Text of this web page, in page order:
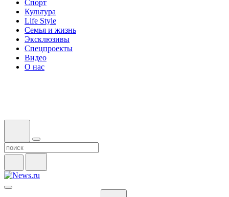
Спорт
Культура
Life Style
Семья и жизнь
Эксклюзивы
Спецпроекты
Видео
О нас